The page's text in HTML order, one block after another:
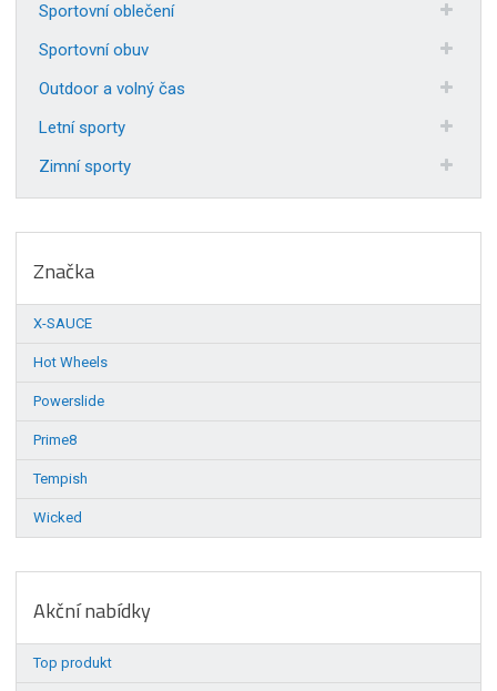
Sportovní oblečení
Sportovní obuv
Outdoor a volný čas
Letní sporty
Zimní sporty
Značka
X-SAUCE
Hot Wheels
Powerslide
Prime8
Tempish
Wicked
Akční nabídky
Top produkt